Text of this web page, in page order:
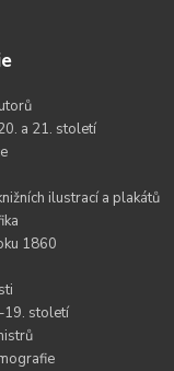
a 21. století
ilustrací a plakátů
1860
století